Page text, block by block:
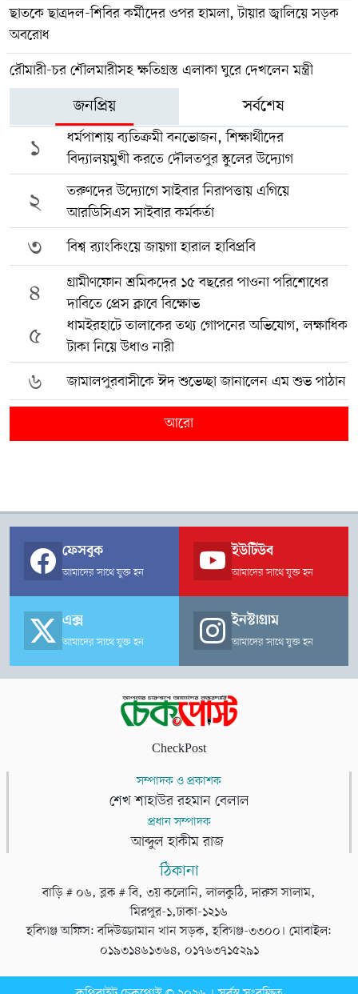
ছাতকে ছাত্রদল-শিবির কর্মীদের ওপর হামলা, টায়ার জ্বালিয়ে সড়ক
অবরোধ
রৌমারী-চর শৌলমারীসহ ক্ষতিগ্রস্ত এলাকা ঘুরে দেখলেন মন্ত্রী
জনপ্রিয় সর্বশেষ
১
ধর্মপাশায় ব্যতিক্রমী বনভোজন, শিক্ষার্থীদের
বিদ্যালয়মুখী করতে দৌলতপুর স্কুলের উদ্যোগ
২
তরুণদের উদ্যোগে সাইবার নিরাপত্তায় এগিয়ে
আরডিসিএস সাইবার কর্মকর্তা
৩ বিশ্ব র‍্যাংকিংয়ে জায়গা হারাল হাবিপ্রবি
৪
গ্রামীণফোন শ্রমিকদের ১৫ বছরের পাওনা পরিশোধের
দাবিতে প্রেস ক্লাবে বিক্ষোভ
৫
ধামইরহাটে তালাকের তথ্য গোপনের অভিযোগ, লক্ষাধিক
টাকা নিয়ে উধাও নারী
৬ জামালপুরবাসীকে ঈদ শুভেচ্ছা জানালেন এম শুভ পাঠান
আরো
ফেসবুক
আমাদের সাথে যুক্ত হন
ইউটিউব
আমাদের সাথে যুক্ত হন
এক্স
আমাদের সাথে যুক্ত হন
ইনস্টাগ্রাম
আমাদের সাথে যুক্ত হন
CheckPost
সম্পাদক ও প্রকাশক
শেখ শাহাউর রহমান বেলাল
প্রধান সম্পাদক
আব্দুল হাকীম রাজ
ঠিকানা
বাড়ি # ০৬, ব্লক # বি, ৩য় কলোনি, লালকুঠি, দারুস সালাম,
মিরপুর-১,ঢাকা-১২১৬
হবিগঞ্জ অফিস: বদিউজ্জামান খান সড়ক, হবিগঞ্জ-৩৩০০। মোবাইল:
০১৯৩১৪৬১৩৬৪, ০১৭৬৩৭১৫২৯১